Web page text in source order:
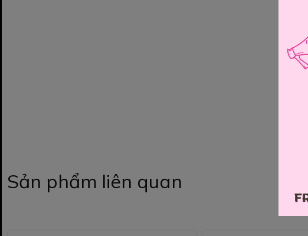
Sản phẩm liên quan